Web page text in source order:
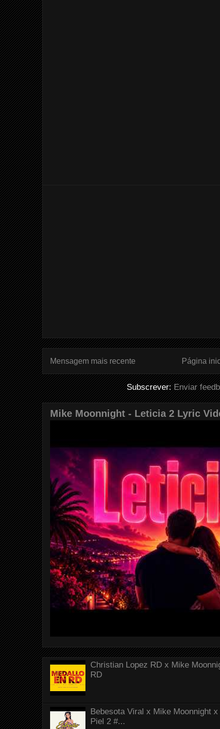
Mensagem mais recente Página
Subscrever:Enviar
Mike Moonnight - Leticia 2 Lyric
Christian Lopez RD x Mike
RD
Bebesota Viral x Mike Moonnight
Piel 2 #...